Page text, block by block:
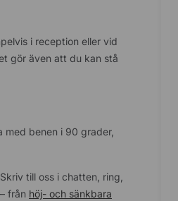
i reception eller vid
gör även att du kan stå
benen i 90 grader,
till oss i chatten, ring,
från höj- och sänkbara